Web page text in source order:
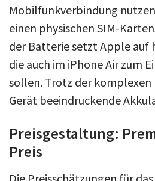
Mobilfunkverbindung
einen physischen SIM-
der Batterie setzt Apple auf
die auch im iPhone Air zum
sollen. Trotz der komplexen
Gerät beeindruckende
Preisgestaltung:
Preis